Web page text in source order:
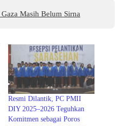
Masih Belum Sirna
Resmi Dilantik, PC PMII
DIY 2025–2026 Teguhkan
Komitmen sebagai Poros